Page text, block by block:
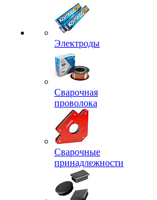
Электроды
Сварочная
проволока
Сварочные
принадлежности